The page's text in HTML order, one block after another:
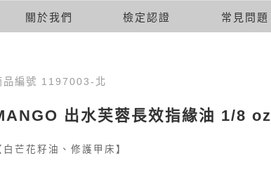
關於我們 檢定認證 常見問題
品編號 1197003-北
出水芙蓉長效指緣油 1/8 oz
白芒花籽油、修護甲床】